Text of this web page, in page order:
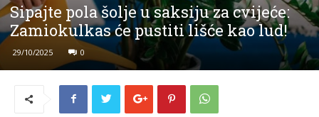
Sipajte pola šolje u saksiju za cvijeće:
Zamiokulkas će pustiti lišće kao lud!
29/10/2025 0